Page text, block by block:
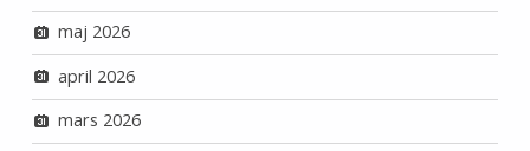
maj 2026
april 2026
mars 2026